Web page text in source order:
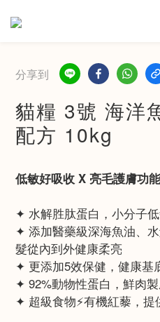
分享到
貓糧 3號 海洋
配方 10kg
低敏好吸收 X 亮毛護膚功
✦ 水解胜肽蛋白，小分子
✦ 添加醫藥級深海魚油、
髮從內到外健康柔亮
✦ 更添加5效保健，健康基
✦ 92%動物性蛋白，鮮肉
✦ 超級食物⚡️有機紅藜，